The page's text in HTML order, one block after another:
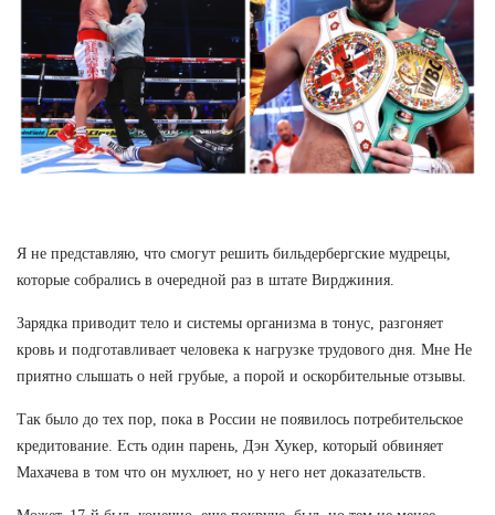
Я не представляю, что смогут решить бильдербергские мудрецы,
которые собрались в очередной раз в штате Вирджиния.
Зарядка приводит тело и системы организма в тонус, разгоняет
кровь и подготавливает человека к нагрузке трудового дня. Мне Не
приятно слышать о ней грубые, а порой и оскорбительные отзывы.
Так было до тех пор, пока в России не появилось потребительское
кредитование. Есть один парень, Дэн Хукер, который обвиняет
Махачева в том что он мухлюет, но у него нет доказательств.